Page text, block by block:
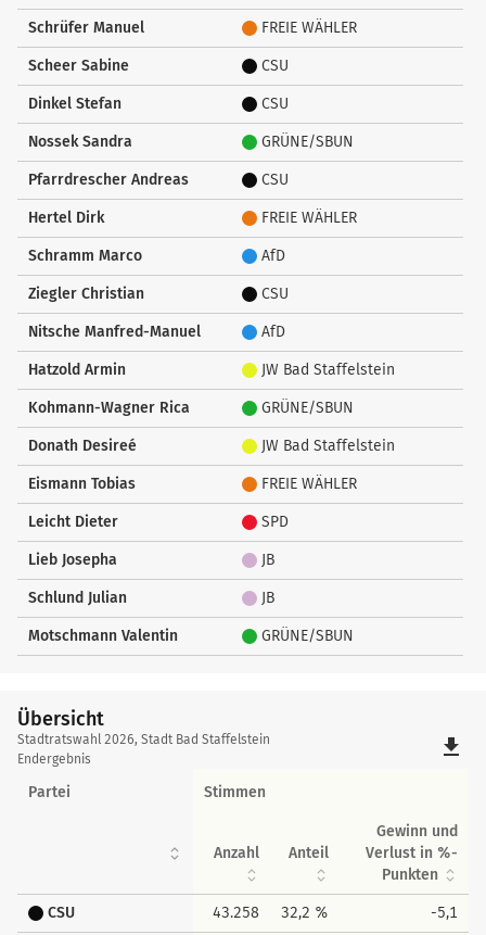
Schrüfer Manuel FREIE WÄHLER
Scheer Sabine CSU
Dinkel Stefan CSU
Nossek Sandra GRÜNE/SBUN
Pfarrdrescher Andreas CSU
Hertel Dirk FREIE WÄHLER
Schramm Marco AfD
Ziegler Christian CSU
Nitsche Manfred-Manuel AfD
Hatzold Armin JW Bad Staffelstein
Kohmann-Wagner Rica GRÜNE/SBUN
Donath Desireé JW Bad Staffelstein
Eismann Tobias FREIE WÄHLER
Leicht Dieter SPD
Lieb Josepha JB
Schlund Julian JB
Motschmann Valentin GRÜNE/SBUN
Übersicht
Übersicht
Stadtratswahl 2026, Stadt Bad Staffelstein
Endergebnis
file_download
Partei Stimmen
Anzahl Anteil
Gewinn und
Verlust in %-
Punkten
CSU 43.258 32,2 % -5,1